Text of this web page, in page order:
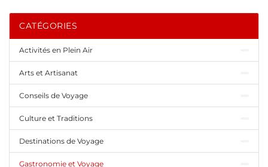
CATÉGORIES
Activités en Plein Air
Arts et Artisanat
Conseils de Voyage
Culture et Traditions
Destinations de Voyage
Gastronomie et Voyage